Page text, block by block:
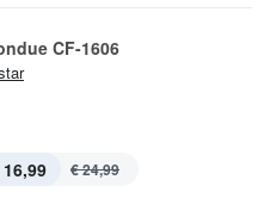
CF-1606
€ 24,99